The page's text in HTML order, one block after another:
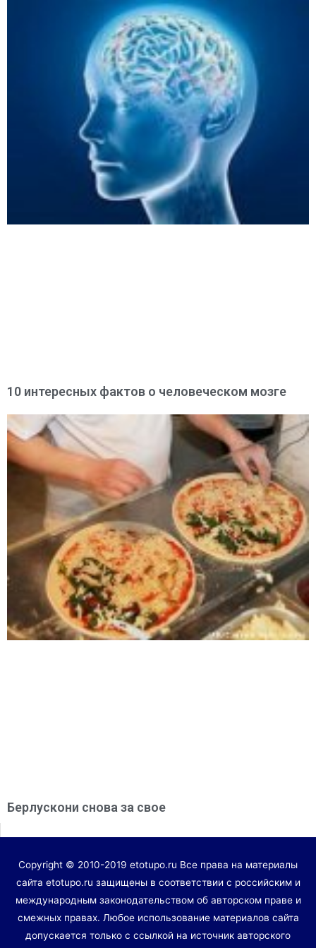
10 интересных фактов о человеческом мозге
Берлускони снова за свое
Copyright © 2010-2019 etotupo.ru Все права на материалы
сайта etotupo.ru защищены в соответствии с российским и
международным законодательством об авторском праве и
смежных правах. Любое использование материалов сайта
допускается только с ссылкой на источник авторского